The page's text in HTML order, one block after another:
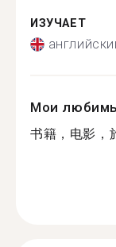
ИЗУЧАЕТ
Мои
书籍，电影，